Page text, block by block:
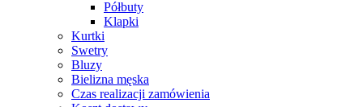
Półbuty
Klapki
Kurtki
Swetry
Bluzy
Bielizna męska
Czas realizacji zamówienia